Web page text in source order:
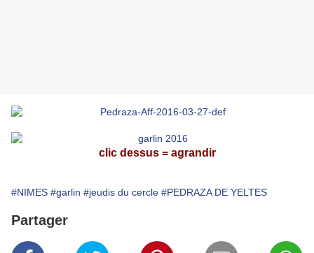
clic dessus = agrandir
#NIMES #garlin #jeudis du cercle #PEDRAZA DE YELTES
Partager